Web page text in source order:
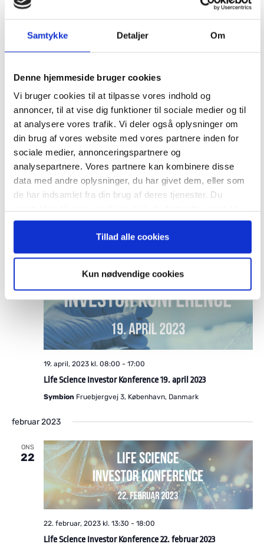
Samtykke Detaljer Om
Denne hjemmeside bruger cookies
Vi bruger cookies til at tilpasse vores indhold og
annoncer, til at vise dig funktioner til sociale medier og til
at analysere vores trafik. Vi deler også oplysninger om
din brug af vores website med vores partnere inden for
sociale medier, annonceringspartnere og
analysepartnere. Vores partnere kan kombinere disse
data med andre oplysninger, du har givet dem, eller som
de har indsamlet fra din brug af deres tjenester. Du
anvende vores hjemmeside.
Tillad alle cookies
Kun nødvendige cookies
27. september, 2023 kl. 13:30 -17:30
Life Science Investor Konference 27. september 2023
maj 2023
31
31. maj, 2023 kl. 13:30-18:00
Life Science Investor Konference 31. maj 2023
ONS
19
19. april, 2023 kl. 08:00 - 17:00
Life Science Investor Konference 19. april 2023
Symbion Fruebjergvej 3, København, Danmark
februar 2023
ONS
22
22. februar, 2023 kl. 13:30 - 18:00
Life Science Investor Konference 22. februar 2023